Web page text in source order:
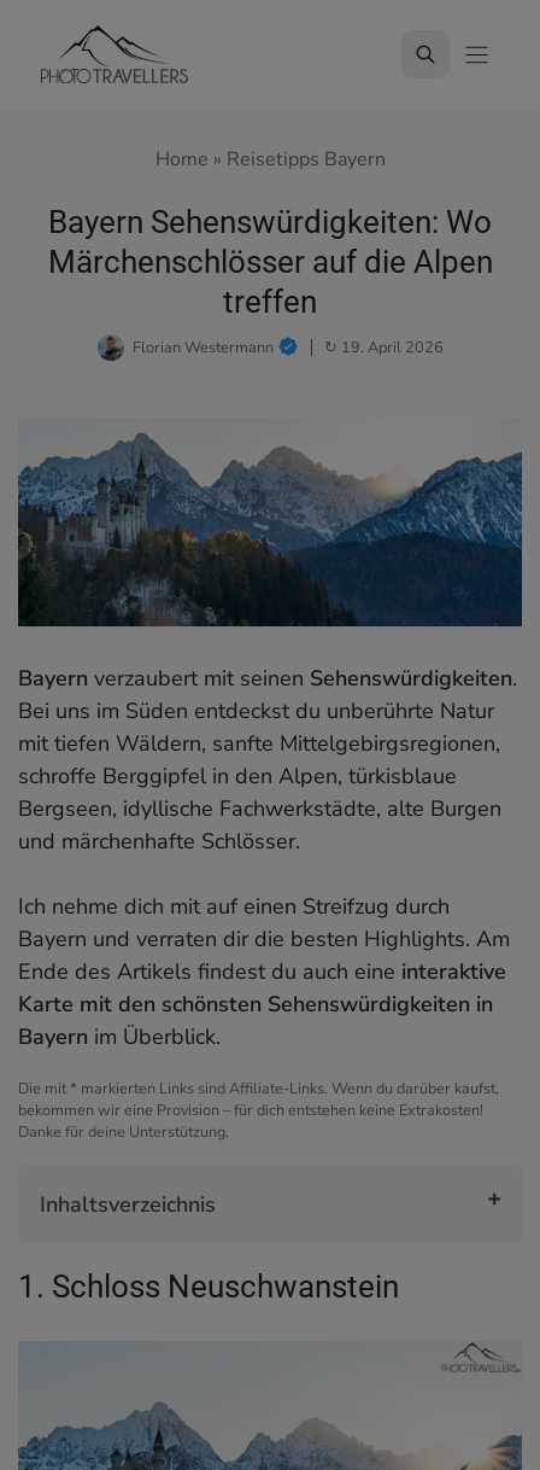
springen
Home » Reisetipps Bayern
Bayern Sehenswürdigkeiten: Wo
Märchenschlösser auf die Alpen
treffen
Florian Westermann ↻ 19. April 2026
Bayern verzaubert mit seinen Sehenswürdigkeiten.
Bei uns im Süden entdeckst du unberührte Natur
mit tiefen Wäldern, sanfte Mittelgebirgsregionen,
schroffe Berggipfel in den Alpen, türkisblaue
Bergseen, idyllische Fachwerkstädte, alte Burgen
und märchenhafte Schlösser.
Ich nehme dich mit auf einen Streifzug durch
Bayern und verraten dir die besten Highlights. Am
Ende des Artikels findest du auch eine interaktive
Karte mit den schönsten Sehenswürdigkeiten in
Bayern im Überblick.
Die mit * markierten Links sind Affiliate-Links. Wenn du darüber kaufst,
bekommen wir eine Provision – für dich entstehen keine Extrakosten!
Danke für deine Unterstützung.
Inhaltsverzeichnis
2. Zugspitze
6. Großer Arber
7. Eibsee
1. Schloss Neuschwanstein